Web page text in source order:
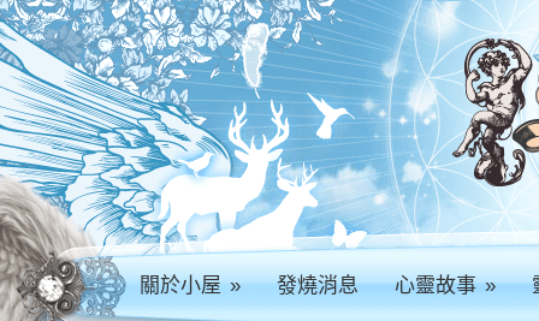
關於小屋» 發燒消息 心靈故事»